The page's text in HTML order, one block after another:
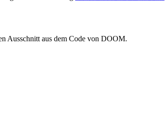
Ausschnitt aus dem Code von DOOM.